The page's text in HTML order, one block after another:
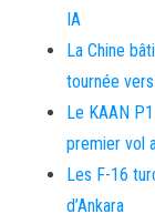
IA
La Chine
tournée
Le KAAN
premier vol
Les F-16
d’Ankara